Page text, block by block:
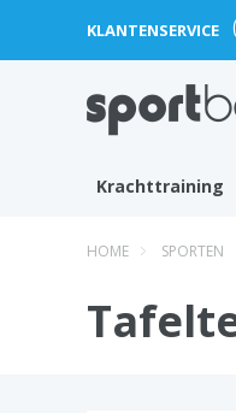
KLANTENSERVICE
Krachttraining
HOME SPORTEN